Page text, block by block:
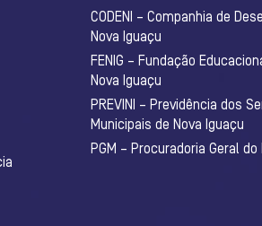
CODENI – Companhia de
Nova Iguaçu
FENIG – Fundação
Nova Iguaçu
PREVINI – Previdência dos
Municipais de Nova Iguaçu
PGM – Procuradoria Geral do